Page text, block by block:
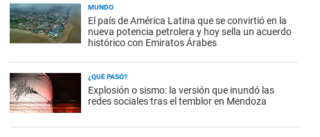
MUNDO
El país de América Latina que se convirtió en la
nueva potencia petrolera y hoy sella un acuerdo
histórico con Emiratos Árabes
¿QUÉ PASÓ?
Explosión o sismo: la versión que inundó las
redes sociales tras el temblor en Mendoza